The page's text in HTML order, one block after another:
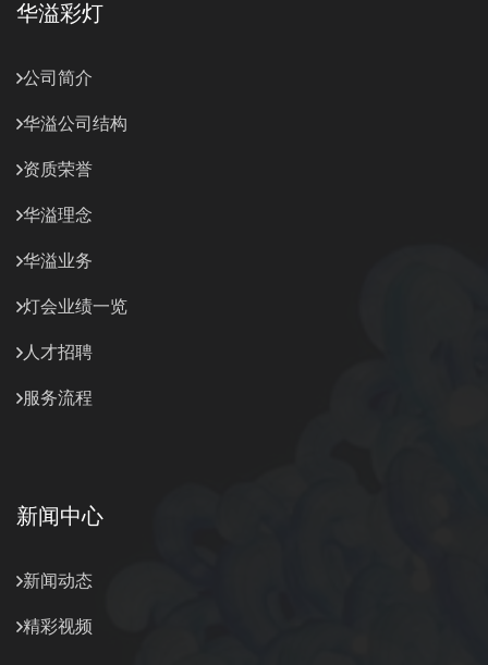
华溢彩灯
公司简介
华溢公司结构
资质荣誉
华溢理念
华溢业务
灯会业绩一览
人才招聘
服务流程
新闻中心
新闻动态
精彩视频